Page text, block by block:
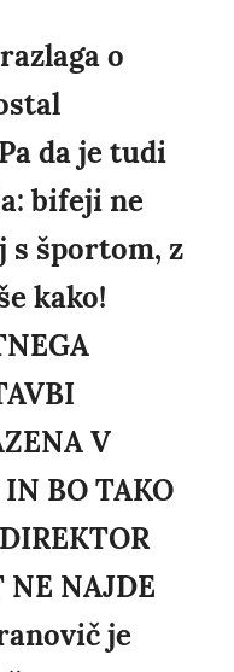
o
da je tudi
bifeji ne
s športom, z
kako!
V
BO TAKO
NE NAJDE
je